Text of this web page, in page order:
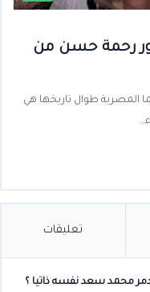
رحمة حسن من
المصرية طوال تاريخها هي
تعليقات
محمد سعد نفسه ذاتيا ؟